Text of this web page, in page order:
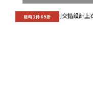
限時2件69折